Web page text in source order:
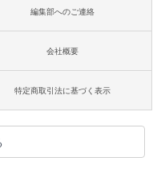
編集部へのご連絡
会社概要
特定商取引法に基づく表示